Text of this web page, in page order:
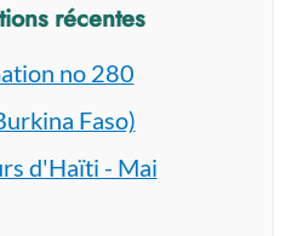
récentes
no 280
Faso)
d'Haïti - Mai